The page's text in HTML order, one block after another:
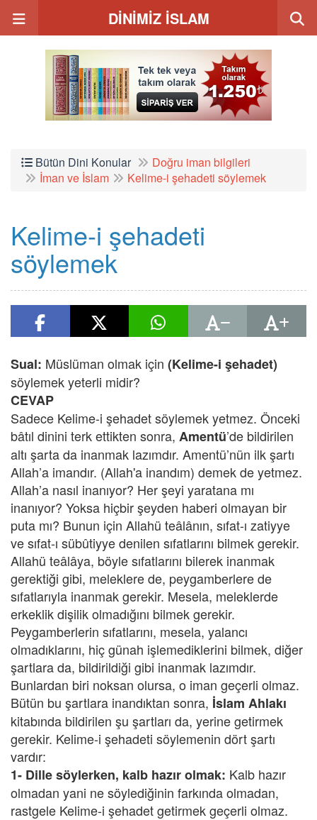
DİNİMİZ İSLAM
Bütün Dini Konular
Doğru iman bilgileri
İman ve İslam
Kelime-i şehadeti söylemek
Kelime-i şehadeti
söylemek
Sual: Müslüman olmak için (Kelime-i şehadet)
söylemek yeterli midir?
CEVAP
Sadece Kelime-i şehadet söylemek yetmez. Önceki
bâtıl dinini terk ettikten sonra, Amentü’de bildirilen
altı şarta da inanmak lazımdır. Amentü’nün ilk şartı
Allah’a imandır. (Allah'a inandım) demek de yetmez.
Allah’a nasıl inanıyor? Her şeyi yaratana mı
inanıyor? Yoksa hiçbir şeyden haberi olmayan bir
puta mı? Bunun için Allahü teâlânın, sıfat-ı zatiyye
ve sıfat-ı sübûtiyye denilen sıfatlarını bilmek gerekir.
Allahü teâlâya, böyle sıfatlarını bilerek inanmak
gerektiği gibi, meleklere de, peygamberlere de
sıfatlarıyla inanmak gerekir. Mesela, meleklerde
erkeklik dişilik olmadığını bilmek gerekir.
Peygamberlerin sıfatlarını, mesela, yalancı
olmadıklarını, hiç günah işlemediklerini bilmek, diğer
şartlara da, bildirildiği gibi inanmak lazımdır.
Bunlardan biri noksan olursa, o iman geçerli olmaz.
Bütün bu şartlara inandıktan sonra, İslam Ahlakı
kitabında bildirilen şu şartları da, yerine getirmek
gerekir. Kelime-i şehadeti söylemenin dört şartı
vardır:
1- Dille söylerken, kalb hazır olmak: Kalb hazır
olmadan yani ne söylediğinin farkında olmadan,
rastgele Kelime-i şehadet getirmek geçerli olmaz.